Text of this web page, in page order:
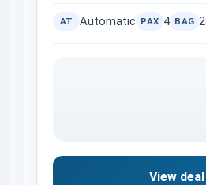
AT Automatic PAX 4 BAG 2
View deal